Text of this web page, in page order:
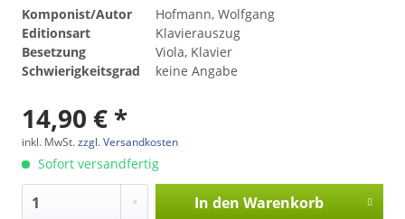
Komponist/Autor
Hofmann, Wolfgang
Editionsart
Klavierauszug
Besetzung
Viola, Klavier
Schwierigkeitsgrad
keine Angabe
14,90 € *
inkl. MwSt.zzgl. Versandkosten
Sofort versandfertig
In den Warenkorb